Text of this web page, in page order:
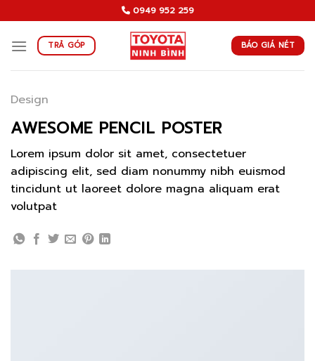
to
content
0949 952 259
TRẢ GÓP BÁO GIÁ NÉT
Design
AWESOME PENCIL POSTER
Lorem ipsum dolor sit amet, consectetuer
adipiscing elit, sed diam nonummy nibh euismod
tincidunt ut laoreet dolore magna aliquam erat
volutpat